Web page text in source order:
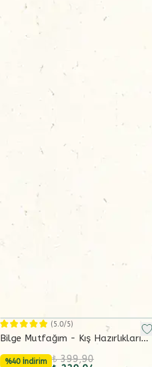
(5.0/5)
Bilge Mutfağım - Kış Hazırlıkları
%40 İndirim ₺ 399,90